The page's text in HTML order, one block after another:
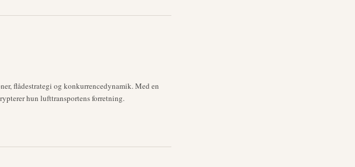
flådestrategi og konkurrencedynamik. Med en
hun lufttransportens forretning.